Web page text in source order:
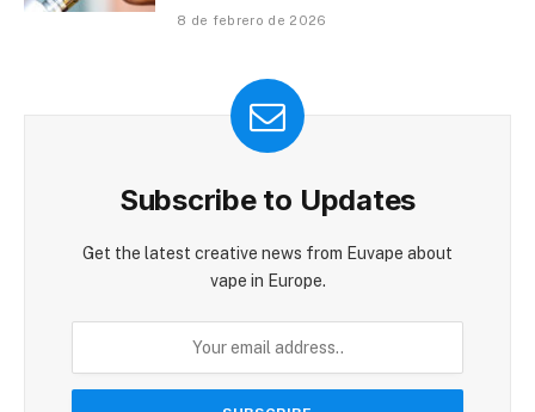
8 de febrero de 2026
Subscribe to Updates
Get the latest creative news from Euvape about
vape in Europe.